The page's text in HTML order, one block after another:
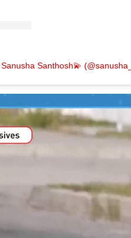
Santhosh💫